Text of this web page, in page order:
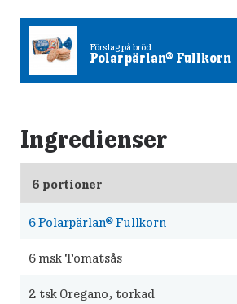
Förslag på bröd
Polarpärlan® Fullkorn
Ingredienser
6Polarpärlan® Fullkorn
6 msk Tomatsås
2 tsk Oregano, torkad